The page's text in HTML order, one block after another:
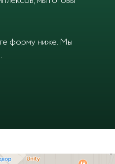
форму ниже. Мы